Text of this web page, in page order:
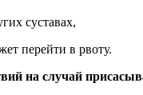
суставах,
перейти в рвоту.
на случай